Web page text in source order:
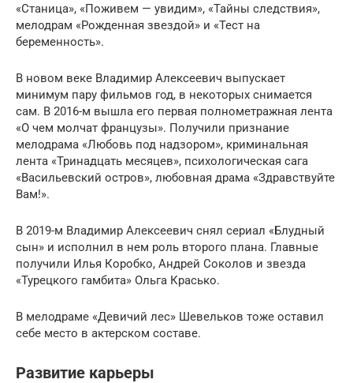
«Станица», «Поживем — увидим», «Тайны следствия»,
мелодрам «Рожденная звездой» и «Тест на
беременность».
В новом веке Владимир Алексеевич выпускает
минимум пару фильмов год, в некоторых снимается
сам. В 2016-м вышла его первая полнометражная лента
«О чем молчат французы». Получили признание
мелодрама «Любовь под надзором», криминальная
лента «Тринадцать месяцев», психологическая сага
«Васильевский остров», любовная драма «Здравствуйте
Вам!».
В 2019-м Владимир Алексеевич снял сериал «Блудный
сын» и исполнил в нeм роль второго плана. Главные
получили Илья Коробко, Андрей Соколов и звезда
«Турецкого гамбита» Ольга Красько.
В мелодраме «Девичий лес» Шевельков тоже оставил
себе место в актерском составе.
Развитие карьеры